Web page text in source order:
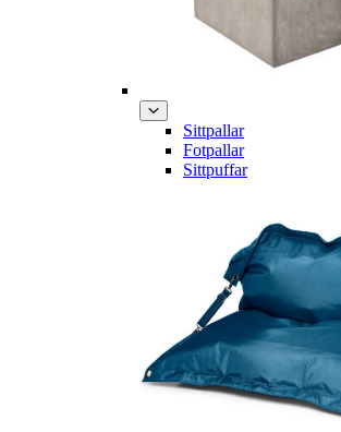
Sittpallar
Fotpallar
Sittpuffar